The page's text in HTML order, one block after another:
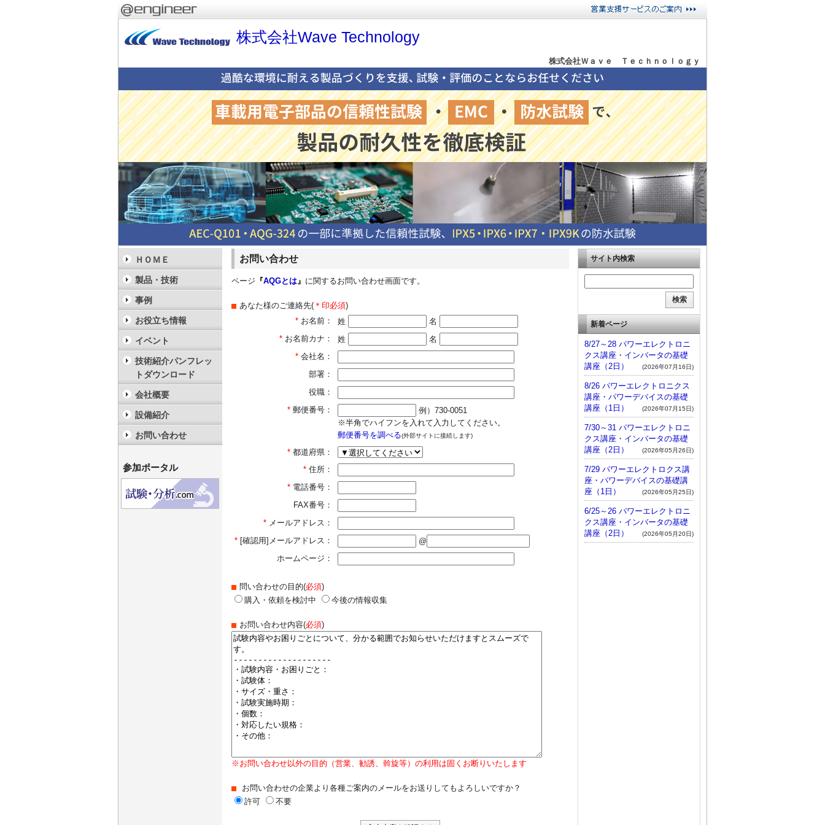
株式会社Wave Technology
株式会社Ｗａｖｅ Ｔｅｃｈｎｏｌｏｇｙ
お問い合わせ
ページ 『AQGとは』 に関するお問い合わせ画面です。
あなた様のご連絡先(＊印必須)
* お名前： 姓
名
* お名前カナ： 姓
名
* 会社名：
部署：
役職：
* 郵便番号：
例）730-0051
※半角でハイフンを入れて入力してください。
郵便番号を調べる(外部サイトに接続します)
* 都道府県：
* 住所：
* 電話番号：
FAX番号：
* メールアドレス：
* [確認用]メールアドレス：
@
ホームページ：
問い合わせの目的(必須)
購入・依頼を検討中
今後の情報収集
お問い合わせ内容(必須)
※お問い合わせ以外の目的（営業、勧誘、斡旋等）の利用は固くお断りいたします
お問い合わせの企業より各種ご案内のメールをお送りしてもよろしいですか？
許可
不要
ＨＯＭＥ
製品・技術
事例
お役立ち情報
イベント
技術紹介パンフレッ
トダウンロード
会社概要
設備紹介
お問い合わせ
参加ポータル
サイト内検索
新着ページ
8/27～28 パワーエレクトロニ
クス講座・インバータの基礎
講座（2日）
(2026年07月16日)
8/26 パワーエレクトロニクス
講座・パワーデバイスの基礎
講座（1日）
(2026年07月15日)
7/30～31 パワーエレクトロニ
クス講座・インバータの基礎
講座（2日）
(2026年05月26日)
7/29 パワーエレクトロクス講
座・パワーデバイスの基礎講
座（1日）
(2026年05月25日)
6/25～26 パワーエレクトロニ
クス講座・インバータの基礎
講座（2日）
(2026年05月20日)